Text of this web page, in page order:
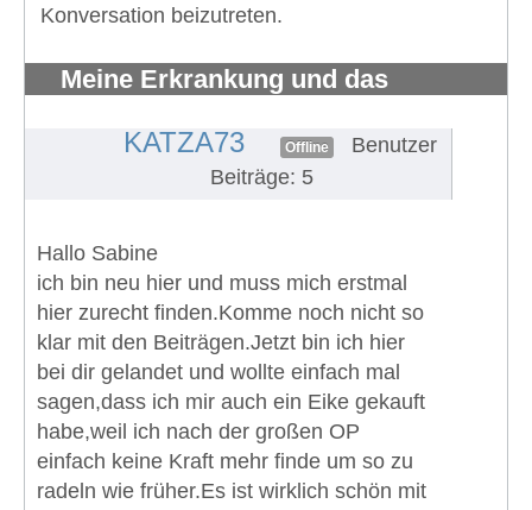
Konversation beizutreten.
Meine Erkrankung und das
KATZA73 Offline
Benutzer
Beiträge: 5
Hallo Sabine
ich bin neu hier und muss mich erstmal
hier zurecht finden.Komme noch nicht so
klar mit den Beiträgen.Jetzt bin ich hier
bei dir gelandet und wollte einfach mal
sagen,dass ich mir auch ein Eike gekauft
habe,weil ich nach der großen OP
einfach keine Kraft mehr finde um so zu
radeln wie früher.Es ist wirklich schön mit